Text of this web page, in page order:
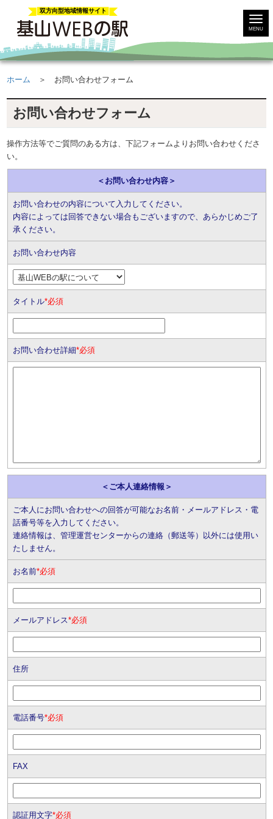
MENU
双方向型地域情報サイト
ホーム ＞ お問い合わせフォーム
お問い合わせフォーム
操作方法等でご質問のある方は、下記フォームよりお問い合わせくださ
い。
＜お問い合わせ内容＞
お問い合わせの内容について入力してください。
内容によっては回答できない場合もございますので、あらかじめご了
承ください。
お問い合わせ内容
タイトル*必須
お問い合わせ詳細*必須
＜ご本人連絡情報＞
ご本人にお問い合わせへの回答が可能なお名前・メールアドレス・電
話番号等を入力してください。
連絡情報は、管理運営センターからの連絡（郵送等）以外には使用い
たしません。
お名前*必須
メールアドレス*必須
住所
電話番号*必須
FAX
認証用文字*必須